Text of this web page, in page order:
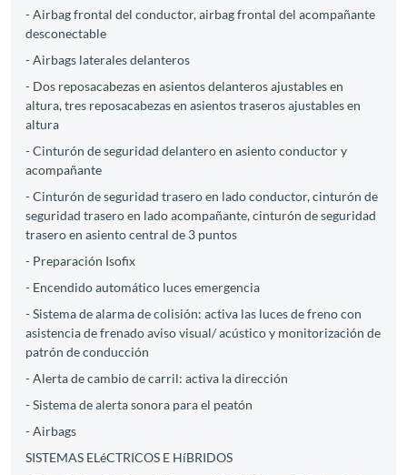
- Airbag frontal del conductor, airbag frontal del acompañante
desconectable
- Airbags laterales delanteros
- Dos reposacabezas en asientos delanteros ajustables en
altura, tres reposacabezas en asientos traseros ajustables en
altura
- Cinturón de seguridad delantero en asiento conductor y
acompañante
- Cinturón de seguridad trasero en lado conductor, cinturón de
seguridad trasero en lado acompañante, cinturón de seguridad
trasero en asiento central de 3 puntos
- Preparación Isofix
- Encendido automático luces emergencia
- Sistema de alarma de colisión: activa las luces de freno con
asistencia de frenado aviso visual/ acústico y monitorización de
patrón de conducción
- Alerta de cambio de carril: activa la dirección
- Sistema de alerta sonora para el peatón
- Airbags
SISTEMAS ELéCTRICOS E HíBRIDOS